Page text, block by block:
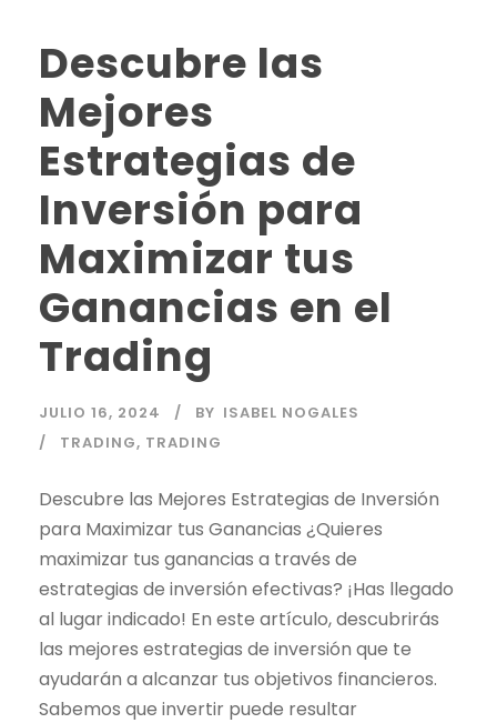
Descubre las
Mejores
Estrategias de
Inversión para
Maximizar tus
Ganancias en el
Trading
JULIO 16, 2024 BY ISABEL NOGALES
TRADING, TRADING
Descubre las Mejores Estrategias de Inversión
para Maximizar tus Ganancias ¿Quieres
maximizar tus ganancias a través de
estrategias de inversión efectivas? ¡Has llegado
al lugar indicado! En este artículo, descubrirás
las mejores estrategias de inversión que te
ayudarán a alcanzar tus objetivos financieros.
Sabemos que invertir puede resultar